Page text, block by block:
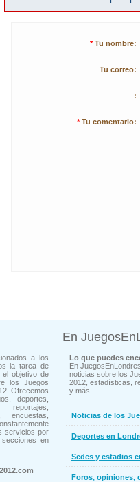
* Tu nombre:
Tu correo:
:
* Tu comentario:
a los
la tarea de
objetivo de
los Juegos
Ofrecemos
deportes,
servicios por
en
En
Lo que puedes
En
noticias sobre los
2012, estadísticas,
y más...
Noticias de los
Deportes en
Sedes y estadios
Foros, opiniones,